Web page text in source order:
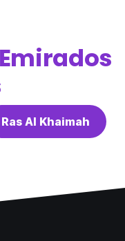
Emirados
Ras Al Khaimah